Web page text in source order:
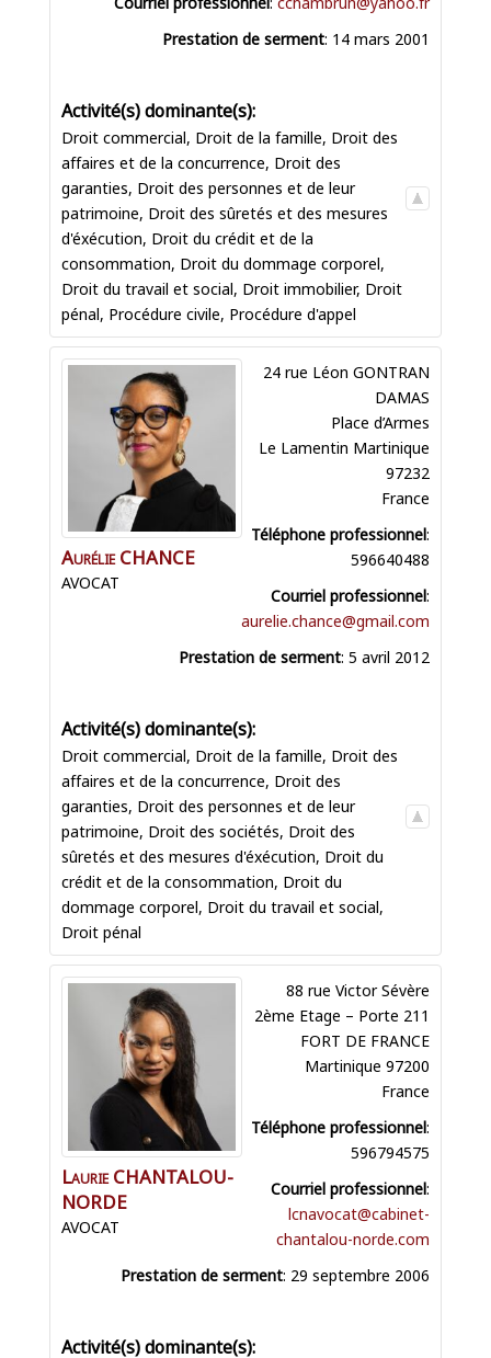
Prestation de serment: 14 mars 2001
Droit commercial, Droit de la famille, Droit des
affaires et de la concurrence, Droit des
garanties, Droit des personnes et de leur
patrimoine, Droit des sûretés et des mesures
d'éxécution, Droit du crédit et de la
consommation, Droit du dommage corporel,
Droit du travail et social, Droit immobilier, Droit
pénal, Procédure civile, Procédure d'appel
AurélieCHANCE
AVOCAT
24 rue Léon GONTRAN
DAMAS
Place d’Armes
Le Lamentin Martinique
97232
France
Téléphone professionnel:
596640488
Courriel professionnel:
aurelie.chance@gmail.com
Prestation de serment: 5 avril 2012
Droit commercial, Droit de la famille, Droit des
affaires et de la concurrence, Droit des
garanties, Droit des personnes et de leur
patrimoine, Droit des sociétés, Droit des
sûretés et des mesures d'éxécution, Droit du
crédit et de la consommation, Droit du
dommage corporel, Droit du travail et social,
Droit pénal
LaurieCHANTALOU-
NORDE
AVOCAT
88 rue Victor Sévère
2ème Etage – Porte 211
FORT DE FRANCE
Martinique 97200
France
Téléphone professionnel:
596794575
Courriel professionnel:
lcnavocat@cabinet-
chantalou-norde.com
Prestation de serment: 29 septembre 2006